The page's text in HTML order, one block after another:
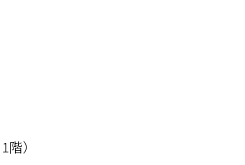
）